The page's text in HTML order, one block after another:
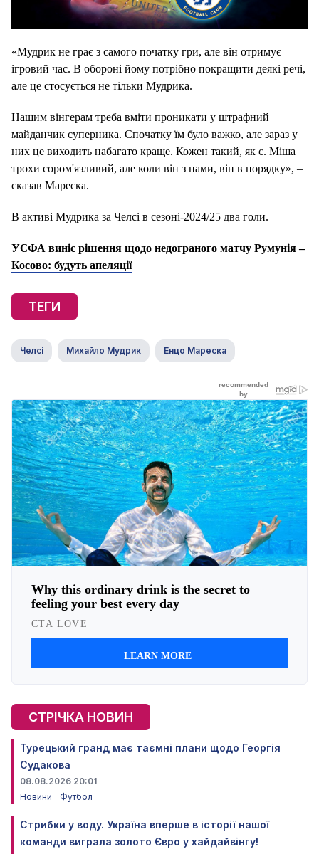
«Мудрик не грає з самого початку гри, але він отримує
ігровий час. В обороні йому потрібно покращити деякі речі,
але це стосується не тільки Мудрика.
Нашим вінгерам треба вміти проникати у штрафний
майданчик суперника. Спочатку їм було важко, але зараз у
них це виходить набагато краще. Кожен такий, як є. Міша
трохи сором'язливий, але коли він з нами, він в порядку», –
сказав Мареска.
В активі Мудрика за Челсі в сезоні-2024/25 два голи.
УЄФА виніс рішення щодо недограного матчу Румунія –
Косово: будуть апеляції
ТЕГИ
Челсі Михайло Мудрик Енцо Мареска
СТРІЧКА НОВИН
Турецький гранд має таємні плани щодо Георгія
Судакова
08.08.2026 20:01
Новини
Футбол
Стрибки у воду. Україна вперше в історії нашої
команди виграла золото Євро у хайдайвінгу!